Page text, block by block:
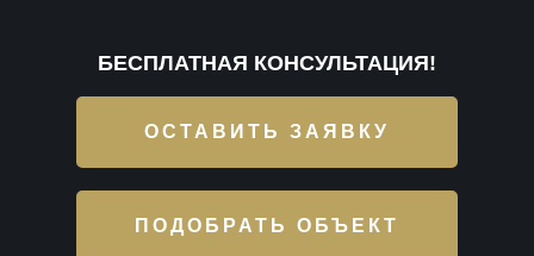
БЕСПЛАТНАЯ КОНСУЛЬТАЦИЯ!
ОСТАВИТЬ ЗАЯВКУ
ПОДОБРАТЬ ОБЪЕКТ